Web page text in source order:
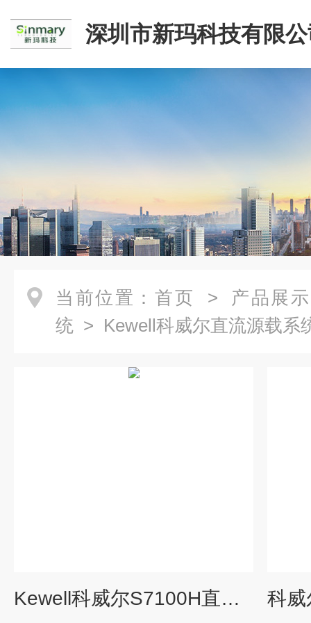
深圳市新玛科技有限
当前位置： 首页 > 产品展示
统 > Kewell科威尔直流源载系
Kewell科威尔S7100H直流源载系统